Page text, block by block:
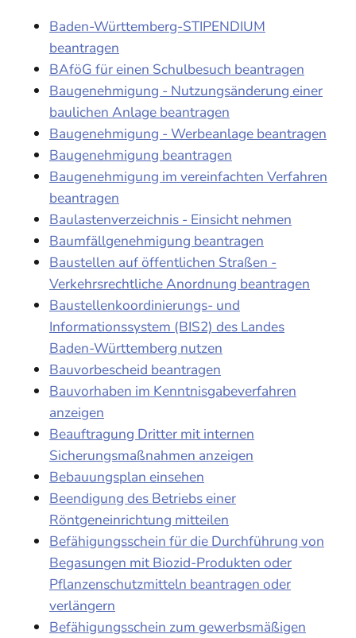
Baden-Württemberg-STIPENDIUM
beantragen
BAföG für einen Schulbesuch beantragen
Baugenehmigung - Nutzungsänderung einer
baulichen Anlage beantragen
Baugenehmigung - Werbeanlage beantragen
Baugenehmigung beantragen
Baugenehmigung im vereinfachten Verfahren
beantragen
Baulastenverzeichnis - Einsicht nehmen
Baumfällgenehmigung beantragen
Baustellen auf öffentlichen Straßen -
Verkehrsrechtliche Anordnung beantragen
Baustellenkoordinierungs- und
Informationssystem (BIS2) des Landes
Baden-Württemberg nutzen
Bauvorbescheid beantragen
Bauvorhaben im Kenntnisgabeverfahren
anzeigen
Beauftragung Dritter mit internen
Sicherungsmaßnahmen anzeigen
Bebauungsplan einsehen
Beendigung des Betriebs einer
Röntgeneinrichtung mitteilen
Befähigungsschein für die Durchführung von
Begasungen mit Biozid-Produkten oder
Pflanzenschutzmitteln beantragen oder
verlängern
Befähigungsschein zum gewerbsmäßigen